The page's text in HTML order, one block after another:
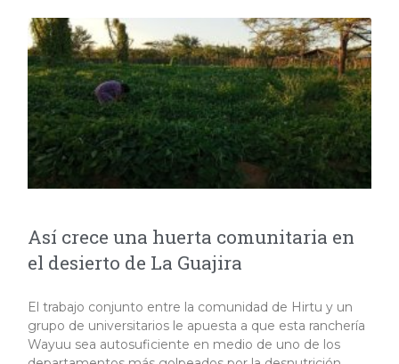
Así crece una huerta comunitaria en
el desierto de La Guajira
El trabajo conjunto entre la comunidad de Hirtu y un
grupo de universitarios le apuesta a que esta ranchería
Wayuu sea autosuficiente en medio de uno de los